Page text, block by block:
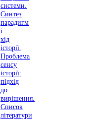
системи.
Синтез
парадигм
і
хід
історії.
Проблема
сенсу
історії:
підхід
до
вирішення.
Список
літератури